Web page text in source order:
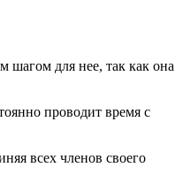
шагом для нее, так как она
проводит время с
всех членов своего